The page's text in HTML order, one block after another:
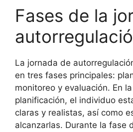
Fases de la
La jornada de
en tres fases principales:
monitoreo y evaluación. En
planificación, el individuo
claras y realistas, así como
alcanzarlas. Durante la fase